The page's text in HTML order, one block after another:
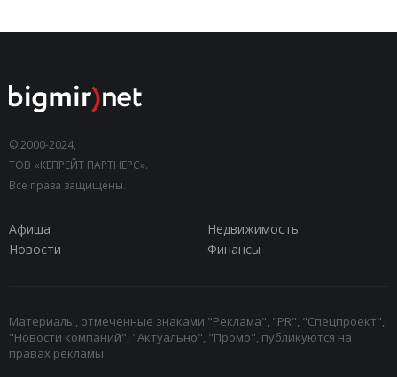
© 2000-2024,
ТОВ «КЕПРЕЙТ ПАРТНЕРС».
Все права защищены.
Афиша
Недвижимость
Новости
Финансы
Материалы, отмеченные знаками "Реклама", "PR", "Спецпроект",
"Новости компаний", "Актуально", "Промо", публикуются на
правах рекламы.